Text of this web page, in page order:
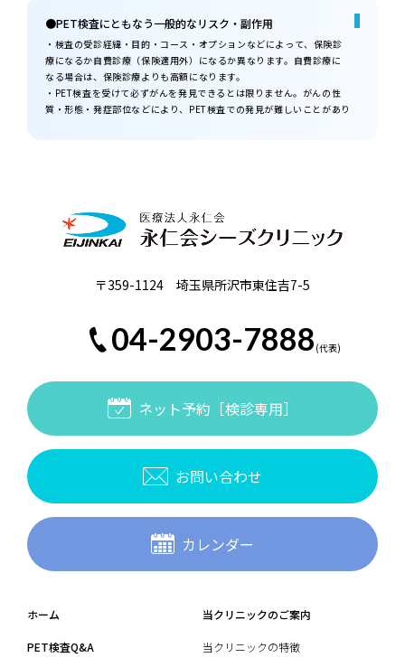
●PET検査にともなう一般的なリスク・副作用
・検査の受診経緯・目的・コース・オプションなどによって、保険診
療になるか自費診療（保険適用外）になるか異なります。自費診療に
なる場合は、保険診療よりも高額になります。
・PET検査を受けて必ずがんを発見できるとは限りません。がんの性
質・形態・発症部位などにより、PET検査での発見が難しいことがあり
あります。
一般社団法人 日本核医学会
」は、PET 核医学診療に優れ、放射
○「日本核医学会PET核医学認定医」資格取得の条件
・5年以内に所定のPET研修セミナーに1回以上参加するとともに、同
・同学会の正会員である。
○「日本核医学会PET核医学認定医」資格保持の条件
●日本医学放射線学会認定放射線診断専門医について
公益社団法人 日本医学放射線学会
」は、放射線科全般に及ぶ知
識と経験を一定レベル以上有すると認められる医師に対して、「放射
・日本国の医師免許を有している。
年以上の臨床経験を有している。
〒359-1124 埼玉県所沢市東住吉7-5
04-2903-7888
ネット予約［検診専用］
お問い合わせ
カレンダー
ホーム
PET検査Q&A
当クリニックのご案内
当クリニックの特徴